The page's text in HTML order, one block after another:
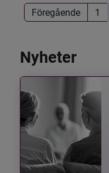
Föregående 1
Nyheter